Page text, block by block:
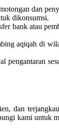
dan
dikonsumsi.
bank atau
aqiqah di
dan
kami untuk